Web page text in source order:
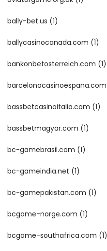
bally-bet.us (1)
ballycasinocanada.com (1)
bankonbetosterreich.com (1)
barcelonacasinoespana.com
bassbetcasinoitalia.com (1)
bassbetmagyar.com (1)
bc-gamebrasil.com (1)
bc-gameindia.net (1)
bc-gamepakistan.com (1)
bcgame-norge.com (1)
bcgame-southafrica.com (1)